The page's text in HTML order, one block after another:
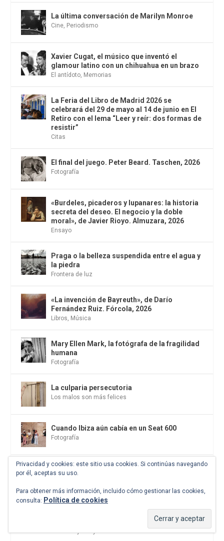
La última conversación de Marilyn Monroe
Cine, Periodismo
Xavier Cugat, el músico que inventó el
glamour latino con un chihuahua en un brazo
El antídoto, Memorias
La Feria del Libro de Madrid 2026 se
celebrará del 29 de mayo al 14 de junio en El
Retiro con el lema “Leer y reír: dos formas de
resistir”
Citas
El final del juego. Peter Beard. Taschen, 2026
Fotografía
«Burdeles, picaderos y lupanares: la historia
secreta del deseo. El negocio y la doble
moral», de Javier Rioyo. Almuzara, 2026
Ensayo
Praga o la belleza suspendida entre el agua y
la piedra
Frontera de luz
«La invención de Bayreuth», de Darío
Fernández Ruiz. Fórcola, 2026
Libros, Música
Mary Ellen Mark, la fotógrafa de la fragilidad
humana
Fotografía
La culparia persecutoria
Los malos son más felices
Cuando Ibiza aún cabía en un Seat 600
Fotografía
Los doce césares de la antigua Roma nunca
se fueron del todo
El antídoto Ensayo
Comer lo justo y disfrutar más
Privacidad y cookies: este sitio usa cookies. Si continúas navegando
por él, aceptas su uso.
Para obtener más información, incluido cómo gestionar las cookies,
consulta: Política de cookies